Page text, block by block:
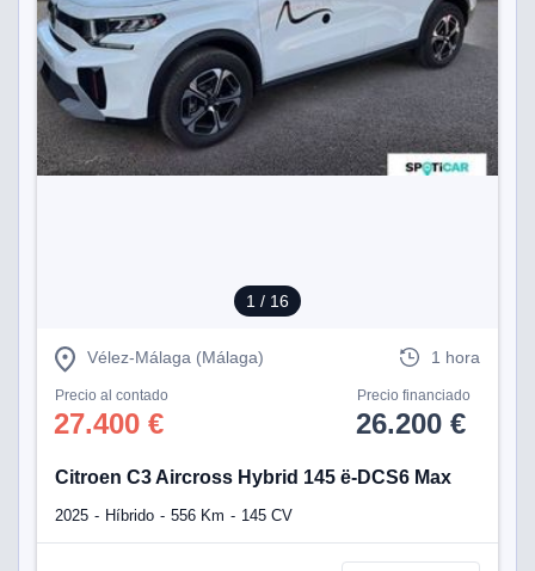
1 / 16
Vélez-Málaga (Málaga) 1 hora
Precio al contado
27.400 €
Precio financiado
26.200 €
Citroen C3 Aircross Hybrid 145 ë-DCS6 Max
2025 Híbrido 556 Km 145 CV